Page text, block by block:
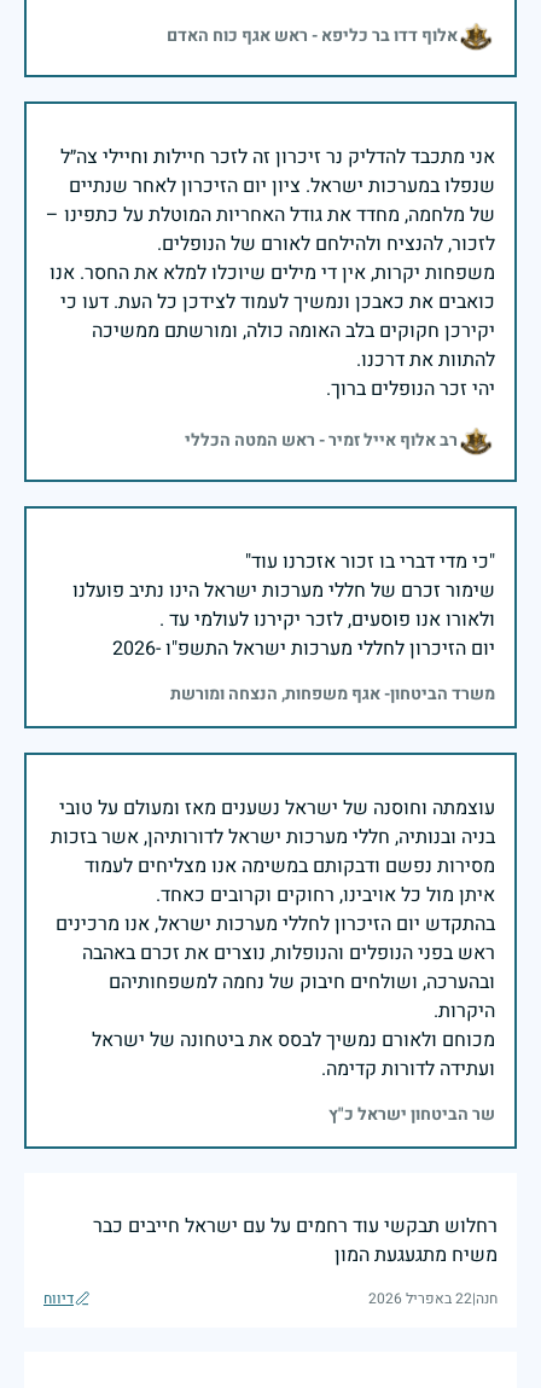
אלוף דדו בר כליפא - ראש אגף כוח האדם
אני מתכבד להדליק נר זיכרון זה לזכר חיילות וחיילי צה״ל
שנפלו במערכות ישראל. ציון יום הזיכרון לאחר שנתיים
של מלחמה, מחדד את גודל האחריות המוטלת על כתפינו –
משפחות יקרות, אין די מילים שיוכלו למלא את החסר. אנו
כואבים את כאבכן ונמשיך לעמוד לצידכן כל העת. דעו כי
יקירכן חקוקים בלב האומה כולה, ומורשתם ממשיכה
יהי זכר הנופלים ברוך.
רב אלוף אייל זמיר - ראש המטה הכללי
שימור זכרם של חללי מערכות ישראל הינו נתיב פועלנו
יום הזיכרון לחללי מערכות ישראל התשפ"ו -2026
משרד הביטחון- אגף משפחות, הנצחה ומורשת
עוצמתה וחוסנה של ישראל נשענים מאז ומעולם על טובי
בניה ובנותיה, חללי מערכות ישראל לדורותיהן, אשר בזכות
מסירות נפשם ודבקותם במשימה אנו מצליחים לעמוד
בהתקדש יום הזיכרון לחללי מערכות ישראל, אנו מרכינים
ראש בפני הנופלים והנופלות, נוצרים את זכרם באהבה
ובהערכה, ושולחים חיבוק של נחמה למשפחותיהם
מכוחם ולאורם נמשיך לבסס את ביטחונה של ישראל
ועתידה לדורות קדימה.
שר הביטחון ישראל כ"ץ
רחלוש תבקשי עוד רחמים על עם ישראל חייבים כבר
משיח מתגעגעת המון
חנה|22 באפריל 2026 דיווח